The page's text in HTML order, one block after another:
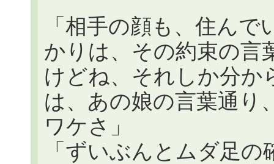
「相手の顔も、住ん
かりは、その約束の言
けどね、それしか分か
は、あの娘の言葉通り
ワケさ」
「ずいぶんとムダ足